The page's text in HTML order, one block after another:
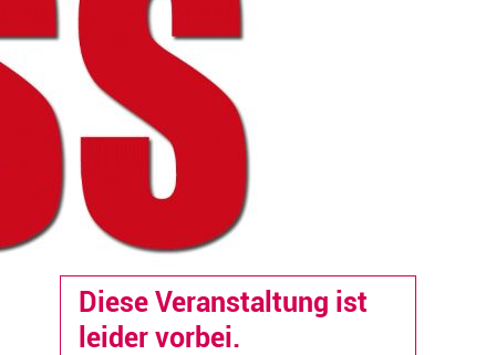
Diese Veranstaltung ist
leider vorbei.